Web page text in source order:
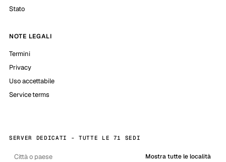
Stato
NOTE LEGALI
Termini
Privacy
Uso accettabile
Service terms
SERVER DEDICATI - TUTTE LE 71 SEDI
Mostra tutte le località